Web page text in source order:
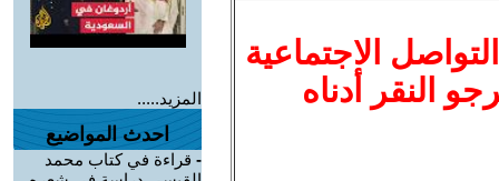
الاجتماعية
النقر أدناه
المزيد.....
احدث المواضيع
- قراءة في كتاب محمد